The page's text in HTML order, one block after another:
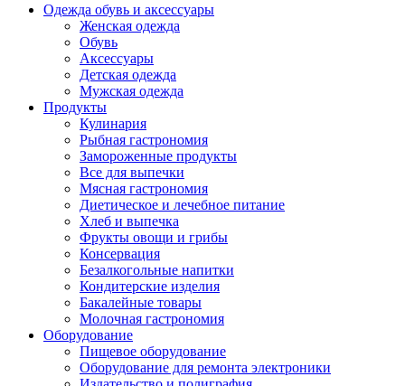
Одежда обувь и аксессуары
Женская одежда
Обувь
Аксессуары
Детская одежда
Мужская одежда
Продукты
Кулинария
Рыбная гастрономия
Замороженные продукты
Все для выпечки
Мясная гастрономия
Диетическое и лечебное питание
Хлеб и выпечка
Фрукты овощи и грибы
Консервация
Безалкогольные напитки
Кондитерские изделия
Бакалейные товары
Молочная гастрономия
Оборудование
Пищевое оборудование
Оборудование для ремонта электроники